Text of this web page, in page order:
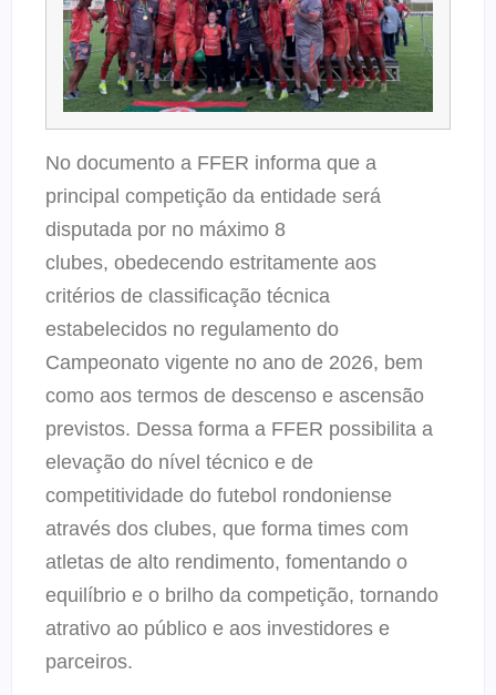
No documento a FFER informa que a
principal competição da entidade será
disputada por no máximo 8
clubes, obedecendo estritamente aos
critérios de classificação técnica
estabelecidos no regulamento do
Campeonato vigente no ano de 2026, bem
como aos termos de descenso e ascensão
previstos. Dessa forma a FFER possibilita a
elevação do nível técnico e de
competitividade do futebol rondoniense
através dos clubes, que forma times com
atletas de alto rendimento, fomentando o
equilíbrio e o brilho da competição, tornando
atrativo ao público e aos investidores e
parceiros.